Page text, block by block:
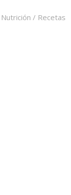
Nutrición / Recetas